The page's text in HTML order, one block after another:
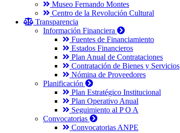
Museo Fernando Montes
Centro de la Revolución Cultural
Transparencia
Información Financiera
Fuentes de Financiamiento
Estados Financieros
Plan Anual de Contrataciones
Contratación de Bienes y Servicios
Nómina de Proveedores
Planificación
Plan Estratégico Institucional
Plan Operativo Anual
Seguimiento al P O A
Convocatorias
Convocatorias ANPE